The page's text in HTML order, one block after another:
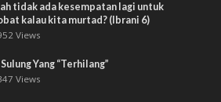
tidak ada kesempatan lagi untuk
kalau kita murtad? (Ibrani 6)
Views
Yang “Terhilang”
Views